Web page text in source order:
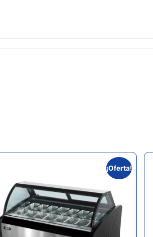
¡Oferta!